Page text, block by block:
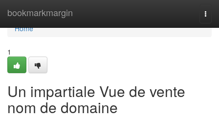
bookmarkmargin
Home
Home
1
Un impartiale Vue de vente
nom de domaine